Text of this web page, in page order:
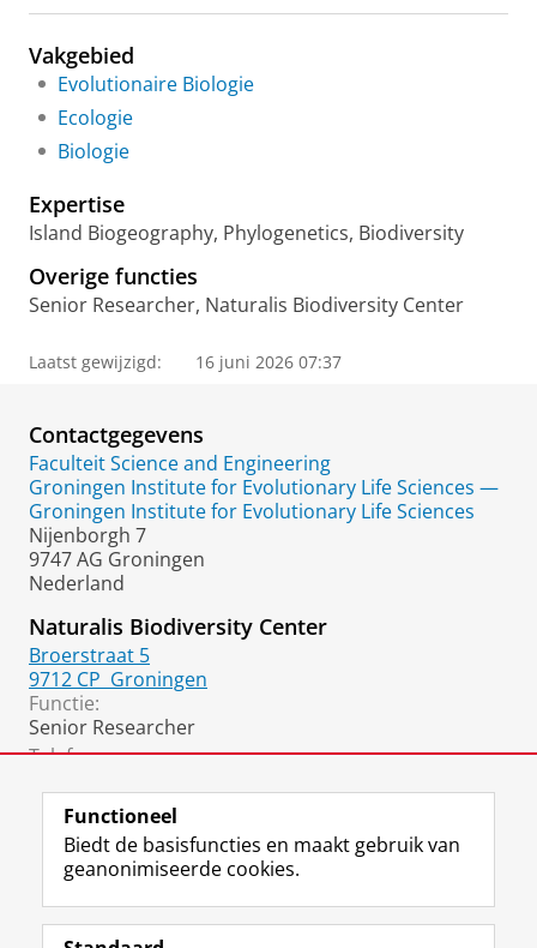
e
a
g
e
I
e
c
a
Vakgebied
Evolutionaire Biologie
Ecologie
Biologie
Expertise
Island Biogeography, Phylogenetics, Biodiversity
Overige functies
Senior Researcher, Naturalis Biodiversity Center
Laatst gewijzigd: 16 juni 2026 07:37
Contactgegevens
Faculteit Science and Engineering
Groningen Institute for Evolutionary Life Sciences —
Groningen Institute for Evolutionary Life Sciences
Nijenborgh 7
9747 AG Groningen
Nederland
Naturalis Biodiversity Center
Broerstraat 5
9712 CP Groningen
Functie:
Senior Researcher
Telefoon:
Volg de RUG
F
a
L
i
R
S
I
n
Y
o
Functioneel
Biedt de basisfuncties en maakt gebruik van
geanonimiseerde cookies.